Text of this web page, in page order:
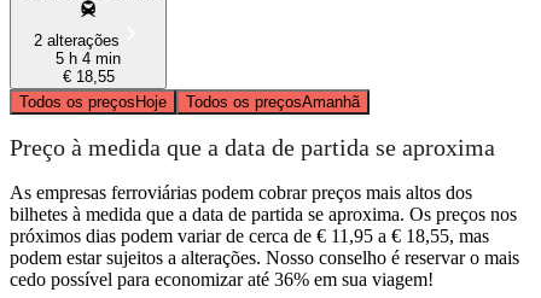
2 alterações
5 h 4 min
€ 18,55
Todos os preçosHoje Todos os preçosAmanhã
Preço à medida que a data de partida se aproxima
As empresas ferroviárias podem cobrar preços mais altos dos
bilhetes à medida que a data de partida se aproxima. Os preços nos
próximos dias podem variar de cerca de € 11,95 a € 18,55, mas
podem estar sujeitos a alterações. Nosso conselho é reservar o mais
cedo possível para economizar até 36% em sua viagem!